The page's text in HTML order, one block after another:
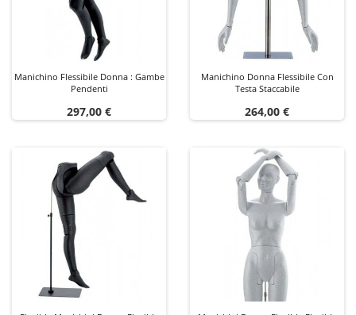
Manichino Flessibile Donna : Gambe
Pendenti
Prezzo
297,00 €
Manichino Donna Flessibile Con
Testa Staccabile
Prezzo
264,00 €